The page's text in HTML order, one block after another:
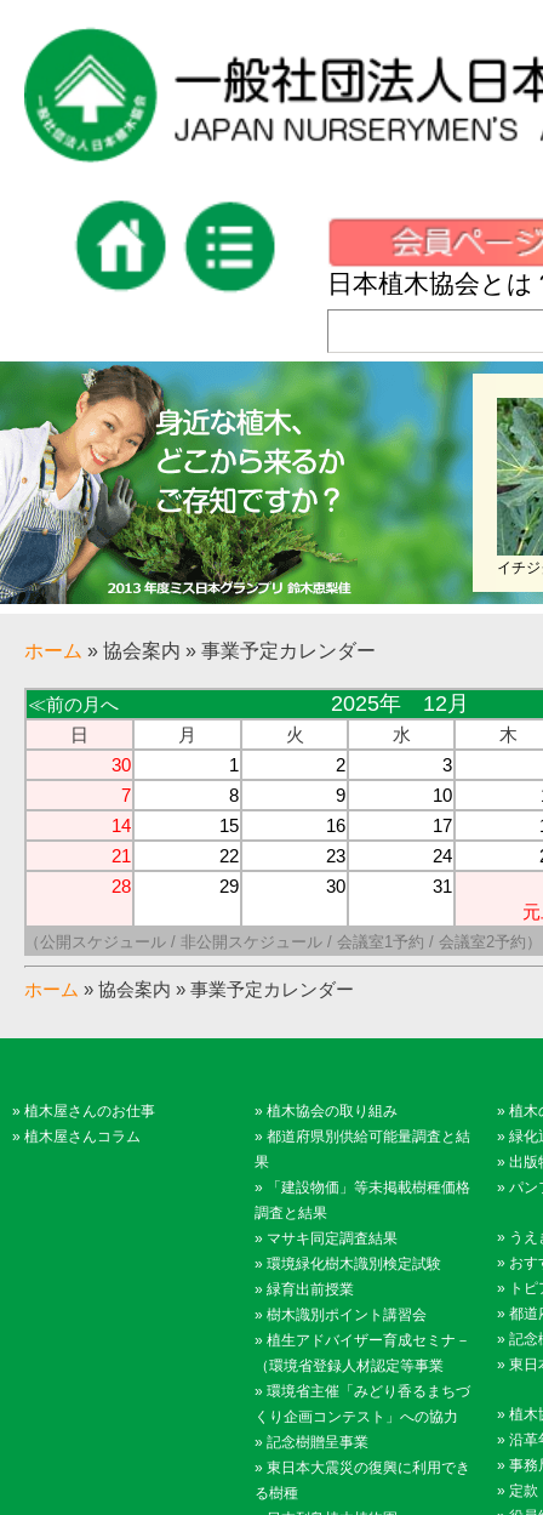
日本植木協会とは
イチ
ホーム » 協会案内 » 事業予定カレンダー
≪前の月へ 2025年 12月
日 月 火 水
木
30
1 2
3
7
8 9 10
14
15 16 17
21
22 23 24
28
29 30
31
（公開スケジュール / 非公開スケジュール / 会議室1予約 / 会議室2予約）
ホーム » 協会案内 » 事業予定カレンダー
» 植木屋さんのお仕事
» 植木屋さんコラム
» 植木協会の取り組み
» 都道府県別供給可能量調査と結
果
»
「建設物価」等未掲載樹種価格
調査と結果
» マサキ同定調査結果
» 環境緑化樹木識別検定試験
» 緑育出前授業
» 樹木識別ポイント講習会
» 植生アドバイザー育成セミナ－
（環境省登録人材認定等事業
» 環境省主催「みどり香るまちづ
くり企画コンテスト」への協力
» 記念樹贈呈事業
» 東日本大震災の復興に利用でき
る樹種
» 植木
» 緑化
» 出版
» パン
» うえ
» おす
» ト
» 都道
» 記念
» 東日
» 植木
» 沿革
» 事務
» 定款